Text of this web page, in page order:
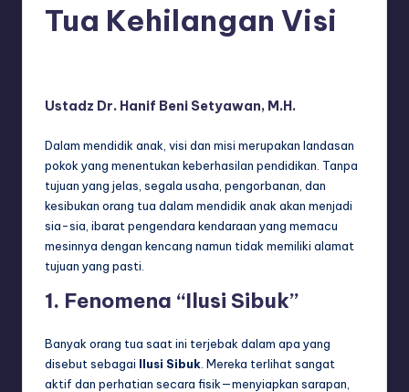
Tua Kehilangan Visi
Ustadz Dr. Hanif Beni Setyawan, M.H.
Dalam mendidik anak, visi dan misi merupakan landasan
pokok yang menentukan keberhasilan pendidikan. Tanpa
tujuan yang jelas, segala usaha, pengorbanan, dan
kesibukan orang tua dalam mendidik anak akan menjadi
sia-sia, ibarat pengendara kendaraan yang memacu
mesinnya dengan kencang namun tidak memiliki alamat
tujuan yang pasti.
1. Fenomena “Ilusi Sibuk”
Banyak orang tua saat ini terjebak dalam apa yang
disebut sebagai Ilusi Sibuk. Mereka terlihat sangat
aktif dan perhatian secara fisik—menyiapkan sarapan,